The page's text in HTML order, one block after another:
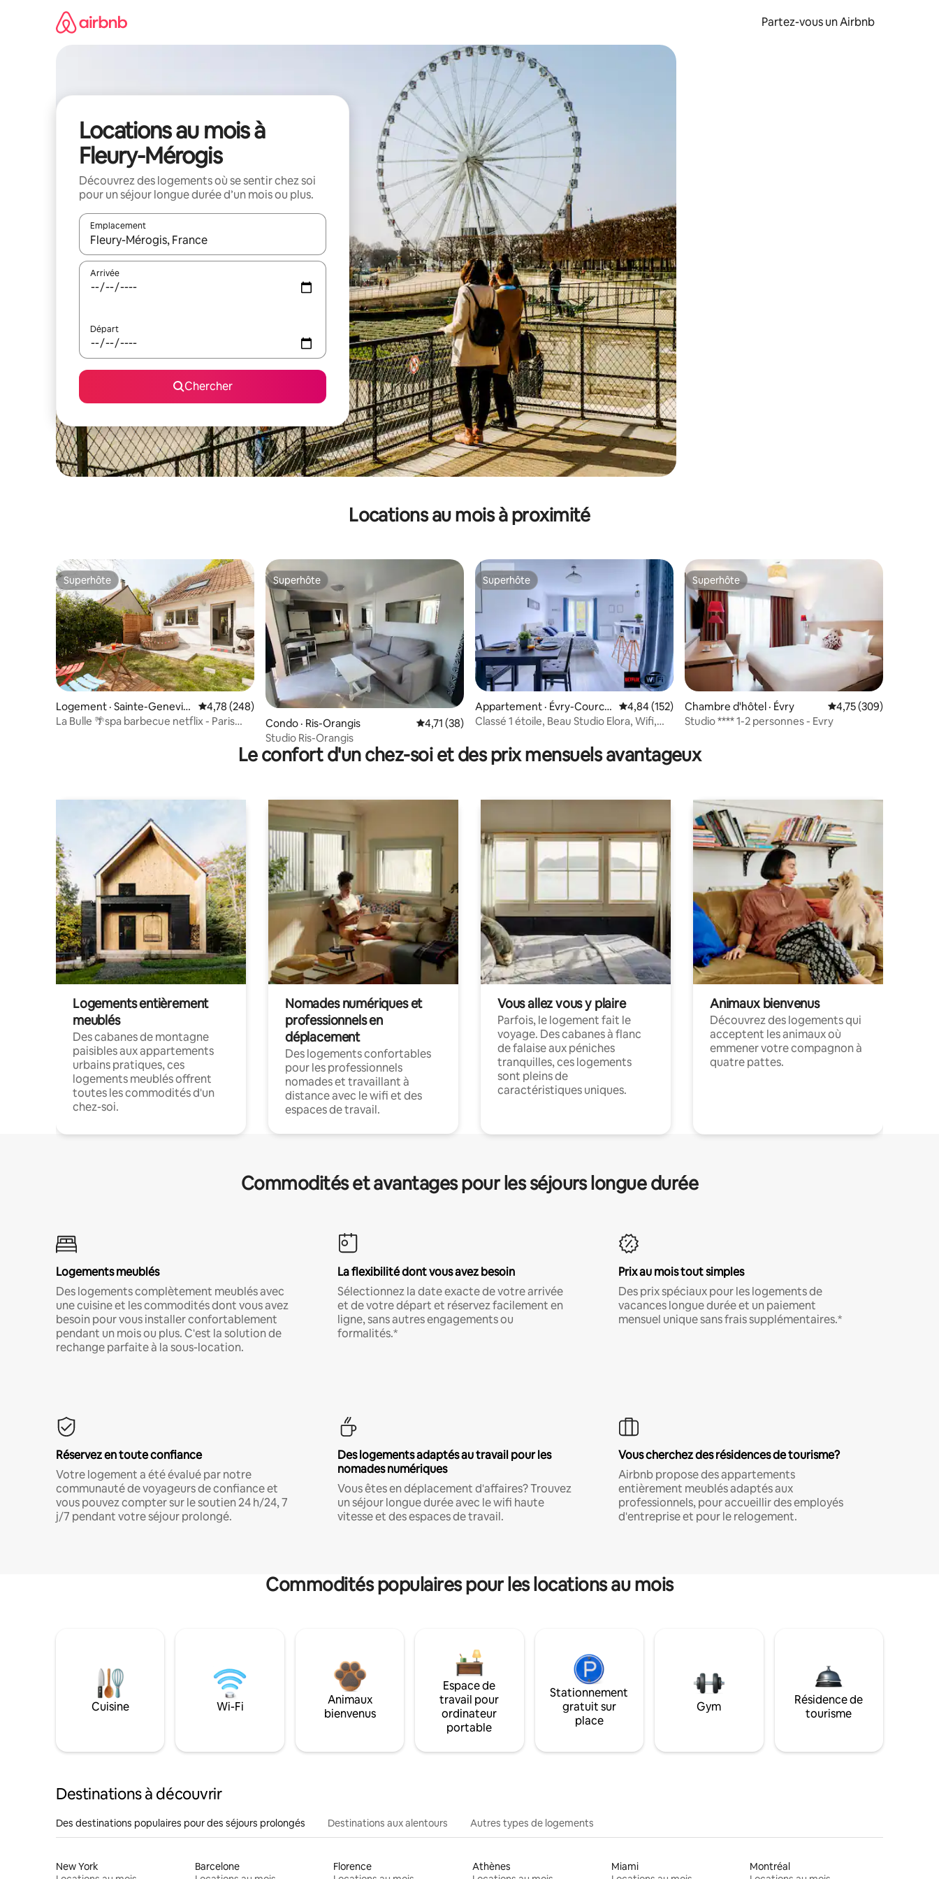
Partez-vous un Airbnb
Locations au mois à
Fleury-Mérogis
Découvrez des logements où se sentir chez soi
pour un séjour longue durée d’un mois ou plus.
Emplacement
Quand les résultats sont affichés, parcourez-les en utilisant les flèches vers le haut et vers le bas, ou en appuyant dessus et en les faisant glisser.
Arrivée
Départ
Chercher
Locations au mois à proximité
Superhôte
Superhôte
Logement · Sainte-Geneviè
ve-des-Bois
Note moyenne de 4,78 sur 5, 248 commentaires
4,78 (248)
La Bulle 🌴spa barbecue netflix - Paris
Superhôte
Superhôte
Condo · Ris-Orangis Note moyenne de 4,71 sur 5, 38 commentaires
4,71 (38)
Studio Ris-Orangis
Superhôte
Superhôte
Appartement · Évry-Courco
uronnes
Note moyenne de 4,84 sur 5, 152 commentaires
4,84 (152)
Classé 1 étoile, Beau Studio Elora, Wifi,
Superhôte
Superhôte
Chambre d'hôtel · Évry Note moyenne de
4,75 (309)
Studio **** 1-2 personnes - Evry
Le confort d'un chez-soi et des prix mensuels avantageux
Logements entièrement
meublés
Des cabanes de montagne
paisibles aux appartements
urbains pratiques, ces
logements meublés offrent
toutes les commodités d'un
chez-soi.
Nomades numériques et
professionnels en
déplacement
Des logements confortables
pour les professionnels
nomades et travaillant à
distance avec le wifi et des
espaces de travail.
Vous allez vous y plaire
Parfois, le logement fait le
voyage. Des cabanes à flanc
de falaise aux péniches
tranquilles, ces logements
sont pleins de
caractéristiques uniques.
Animaux bienvenus
Découvrez des logements qui
acceptent les animaux où
emmener votre compagnon à
quatre pattes.
Commodités et avantages pour les séjours longue durée
Logements meublés
Des logements complètement meublés avec
une cuisine et les commodités dont vous avez
besoin pour vous installer confortablement
pendant un mois ou plus. C'est la solution de
rechange parfaite à la sous-location.
La flexibilité dont vous avez besoin
Sélectionnez la date exacte de votre arrivée
et de votre départ et réservez facilement en
ligne, sans autres engagements ou
formalités.*
Prix au mois tout simples
Des prix spéciaux pour les logements de
vacances longue durée et un paiement
mensuel unique sans frais supplémentaires.*
Réservez en toute confiance
Votre logement a été évalué par notre
communauté de voyageurs de confiance et
vous pouvez compter sur le soutien 24 h/24, 7
j/7 pendant votre séjour prolongé.
Des logements adaptés au travail pour les
nomades numériques
Vous êtes en déplacement d'affaires? Trouvez
un séjour longue durée avec le wifi haute
vitesse et des espaces de travail.
Vous cherchez des résidences de tourisme?
Airbnb propose des appartements
entièrement meublés adaptés aux
professionnels, pour accueillir des employés
d'entreprise et pour le relogement.
Commodités populaires pour les locations au mois
Cuisine Wi-Fi
Animaux
bienvenus
Espace de
travail pour
ordinateur
portable
Stationnement
gratuit sur
place
Gym
Résidence de
tourisme
Destinations à découvrir
Des destinations populaires pour des séjours prolongés Destinations aux alentours Autres types de logements
New York
Barcelone
Florence
Athènes
Miami
Montréal